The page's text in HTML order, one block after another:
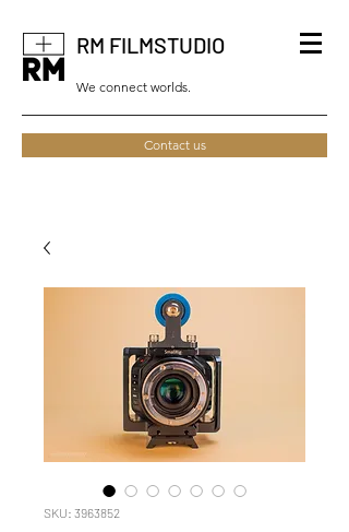
RM FILMSTUDIO
We connect worlds.
Contact us
SKU: 3963852